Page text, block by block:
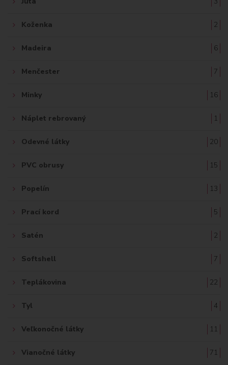
Koženka 2
Madeira 6
Menčester 7
Minky 16
Náplet rebrovaný 1
Odevné látky 20
PVC obrusy 15
Popelín 13
Prací kord 5
Satén 2
Softshell 7
Teplákovina 22
Tyl 4
Veľkonočné látky 11
Vianočné látky 71